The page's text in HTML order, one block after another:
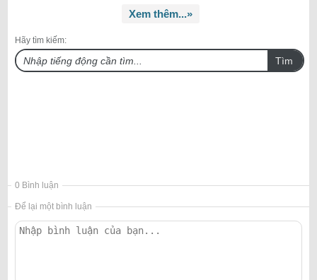
Xem thêm...»
Hãy tìm kiếm:
Tìm
0 Bình luận
Để lại một bình luận